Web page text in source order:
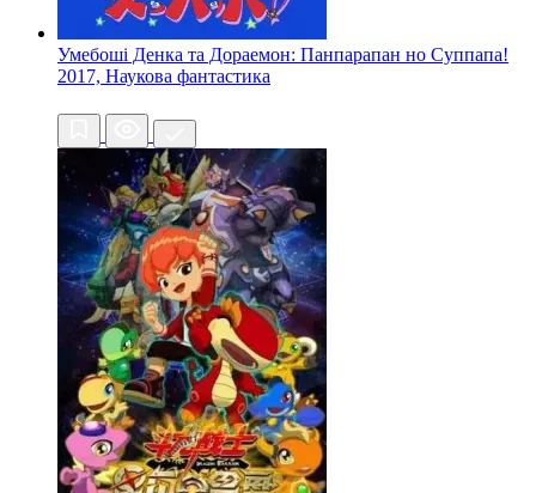
Умебоші Денка та Дораемон: Панпарапан но Суппапа!
2017, Наукова фантастика